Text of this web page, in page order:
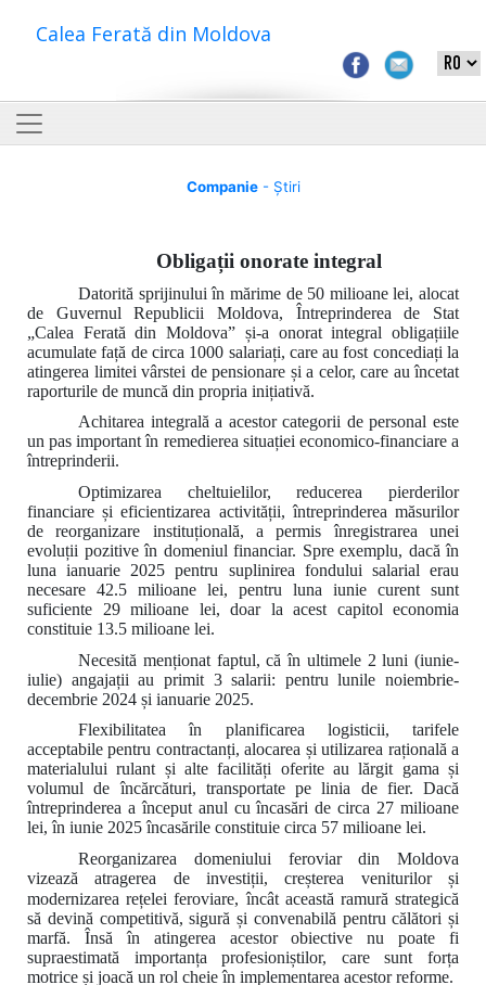
Calea Ferată din Moldova
Companie- Știri
Obligații onorate integral
Datorită sprijinului în mărime de 50 milioane lei, alocat
de Guvernul Republicii Moldova, Întreprinderea de Stat
„Calea Ferată din Moldova” și-a onorat integral obligațiile
acumulate față de circa 1000 salariați, care au fost concediați la
atingerea limitei vârstei de pensionare și a celor, care au încetat
raporturile de muncă din propria inițiativă.
Achitarea integrală a acestor categorii de personal este
un pas important în remedierea situației economico-financiare a
întreprinderii.
Optimizarea cheltuielilor, reducerea pierderilor
financiare și eficientizarea activității, întreprinderea măsurilor
de reorganizare instituțională, a permis înregistrarea unei
evoluții pozitive în domeniul financiar. Spre exemplu, dacă în
luna ianuarie 2025 pentru suplinirea fondului salarial erau
necesare 42.5 milioane lei, pentru luna iunie curent sunt
suficiente 29 milioane lei, doar la acest capitol economia
constituie 13.5 milioane lei.
Necesită menționat faptul, căîn ultimele 2 luni (iunie-
iulie) angajații au primit 3 salarii: pentru lunile noiembrie-
decembrie 2024 și ianuarie 2025.
Flexibilitatea în planificarea logisticii, tarifele
acceptabile pentru contractanți, alocarea și utilizarea rațională a
materialului rulant și alte facilități oferite au lărgit gama și
volumul de încărcături, transportate pe linia de fier. Dacă
întreprinderea a început anul cu încasări de circa 27 milioane
lei, în iunie 2025 încasările constituie circa 57 milioane lei.
Reorganizarea domeniului feroviar din Moldova
vizează atragerea de investiții, creșterea veniturilor și
modernizarea rețelei feroviare, încât această ramură strategică
să devină competitivă, sigură și convenabilă pentru călători și
marfă. Însă în atingerea acestor obiective nu poate fi
supraestimată importanța profesioniștilor, care sunt forța
motrice și joacă un rol cheie în implementarea acestor reforme.